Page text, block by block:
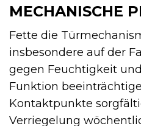
MECHANISCHE
Fette die
insbesondere auf der
gegen Feuchtigkeit
Funktion
Kontaktpunkte
Verriegelung